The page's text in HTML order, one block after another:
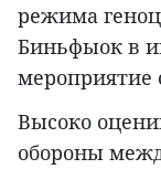
режима
Биньфыок в
мероприятие
Высоко
обороны